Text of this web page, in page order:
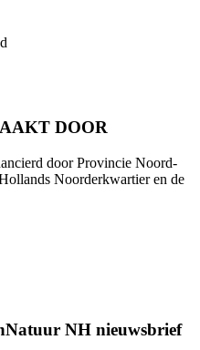
DOOR
door Provincie Noord-
Noorderkwartier en de
NH nieuwsbrief